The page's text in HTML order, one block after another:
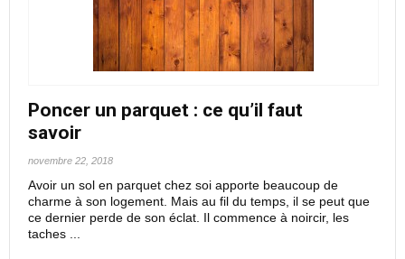
Poncer un parquet : ce qu’il faut
savoir
novembre 22, 2018
Avoir un sol en parquet chez soi apporte beaucoup de
charme à son logement. Mais au fil du temps, il se peut que
ce dernier perde de son éclat. Il commence à noircir, les
taches ...